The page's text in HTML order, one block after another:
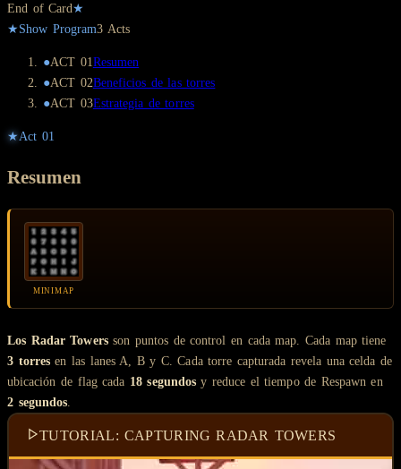
End of Card★
★Show Program3 Acts
●ACT 01Resumen
●ACT 02Beneficios de las torres
●ACT 03Estrategia de torres
★Act 01
Resumen
MINIMAP
Los Radar Towersson puntos de control en cada map. Cada map tiene
3 torresen las lanes A, B y C. Cada torre capturada revela una celda de
ubicación de flag cada 18 segundosy reduce el tiempo de Respawn en
2 segundos.
TUTORIAL: CAPTURING RADAR TOWERS